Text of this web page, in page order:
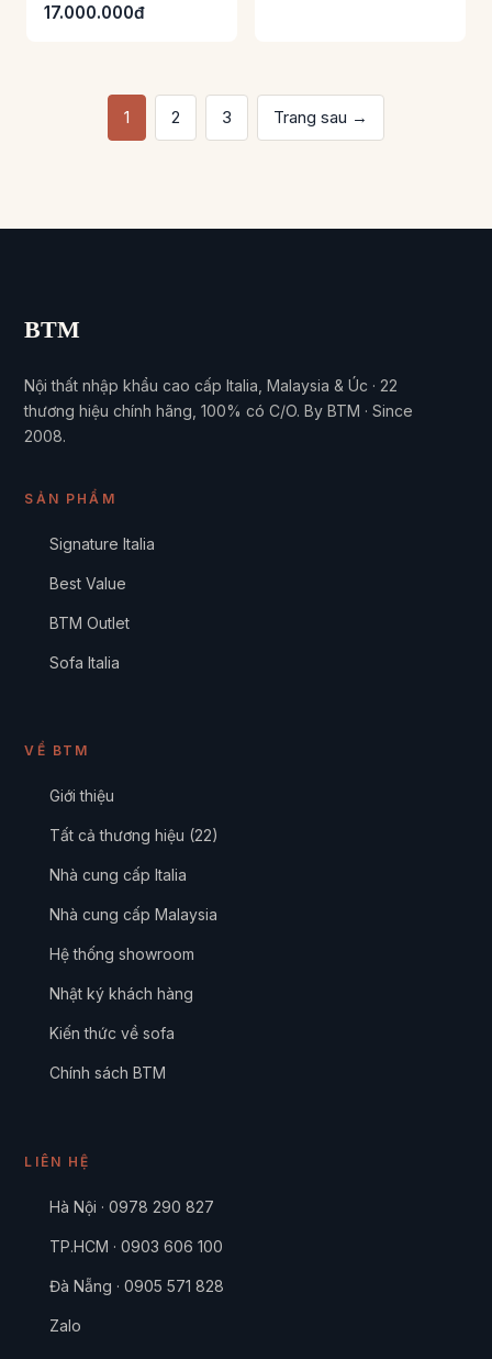
17.000.000đ
1 2 3 Trang sau →
BTM
Nội thất nhập khẩu cao cấp Italia, Malaysia & Úc · 22
thương hiệu chính hãng, 100% có C/O. By BTM · Since
2008.
SẢN PHẨM
Signature Italia
Best Value
BTM Outlet
Sofa Italia
VỀ BTM
Giới thiệu
Tất cả thương hiệu (22)
Nhà cung cấp Italia
Nhà cung cấp Malaysia
Hệ thống showroom
Nhật ký khách hàng
Kiến thức về sofa
Chính sách BTM
LIÊN HỆ
Hà Nội · 0978 290 827
TP.HCM · 0903 606 100
Đà Nẵng · 0905 571 828
Zalo